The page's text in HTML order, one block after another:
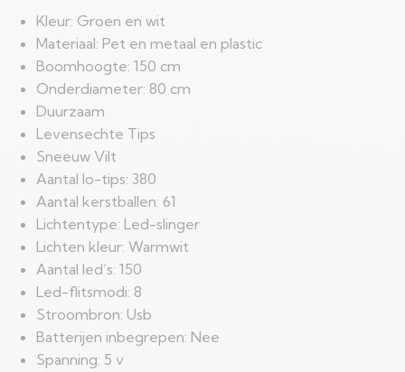
Kleur: Groen en wit
Materiaal: Pet en metaal en plastic
Boomhoogte: 150 cm
Onderdiameter: 80 cm
Duurzaam
Levensechte Tips
Sneeuw Vilt
Aantal lo-tips: 380
Aantal kerstballen: 61
Lichtentype: Led-slinger
Lichten kleur: Warmwit
Aantal led’s: 150
Led-flitsmodi: 8
Stroombron: Usb
Batterijen inbegrepen: Nee
Spanning: 5 v